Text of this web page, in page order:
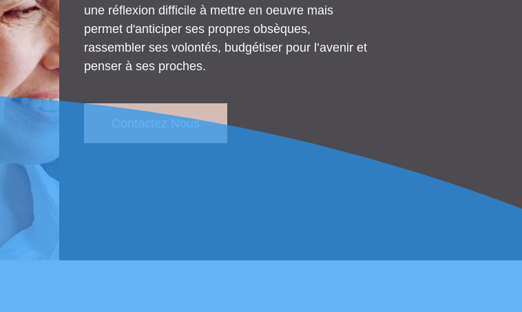
une réflexion difficile à mettre en oeuvre mais
permet d'anticiper ses propres obsèques,
rassembler ses volontés, budgétiser pour l’avenir et
penser à ses proches.
Contactez Nous